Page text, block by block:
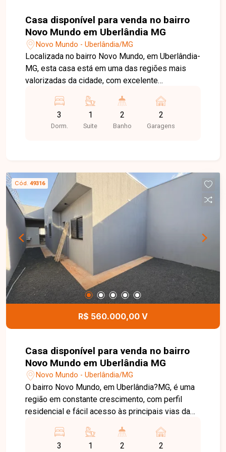
Casa disponível para venda no bairro
Novo Mundo em Uberlândia MG
Novo Mundo - Uberlândia/MG
Localizada no bairro Novo Mundo, em Uberlândia-
MG, esta casa está em uma das regiões mais
valorizadas da cidade, com excelente
proximidade com comércios, escolas e serviços
essenciais. Um bairro que une praticidade,
conforto e ótima valorização imobiliária. O imóvel
suíte, banheiros com preparação para água
quente, lavanderia funcional e garagem para 2
veículos. Possui ainda esquadrias em alumínio,
infraestrutura para ar-condicionado nos quartos e
sala, porcelanato interno e externo com rodapé
embutido. São 76 m² de área construída em um
terreno de 150 m², com excelente
aproveitamento dos espaços. Uma excelente
oportunidade para morar ou investir, com
financiamento facilitado e possibilidade de
parcelar parte da entrada em até 24 vezes,
sujeito à análise de crédito. Agende sua visita e
venha conhecer esse imóvel no bairro Novo
3
Dorm.
1
Suite
2
Banho
2
Garagens
Cód. 49316
R$ 560.000,00 V
Casa disponível para venda no bairro
Novo Mundo em Uberlândia MG
Novo Mundo - Uberlândia/MG
O bairro Novo Mundo, em Uberlândia?MG, é uma
região em constante crescimento, com perfil
residencial e fácil acesso às principais vias da
praticidade no dia a dia e excelente potencial de
valorização. Linda casa com excelente
3 1 2 2